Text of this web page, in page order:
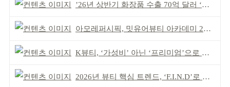
’26년 상반기 화장품 수출 70억 달러 ‘역대 최고’
아모레퍼시픽, 밋유어뷰티 아카데미 2기 발대식
K뷰티, ‘가성비’ 아닌 ‘프리미엄’으로 승부걸어야
2026년 뷰티 핵심 트렌드, ‘F.I.N.D’로 읽는다